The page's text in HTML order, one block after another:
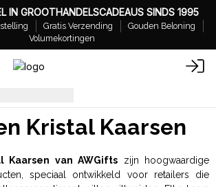
IN GROOTHANDELSCADEAUS SINDS 1995
Gratis Verzending
Gouden Beloning
Volumekortingen
Kristal Kaarsen
Kaarsen van AWGifts zijn hoogwaardige
speciaal ontwikkeld voor retailers die